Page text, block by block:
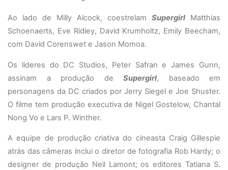
Ao lado de Milly Alcock, coestrelam Supergirl Matthias
Schoenaerts, Eve Ridley, David Krumholtz, Emily Beecham,
com David Corenswet e Jason Momoa.
Os líderes do DC Studios, Peter Safran e James Gunn,
assinam a produção de Supergirl, baseado em
personagens da DC criados por Jerry Siegel e Joe Shuster.
O filme tem produção executiva de Nigel Gostelow, Chantal
Nong Vo e Lars P. Winther.
A equipe de produção criativa do cineasta Craig Gillespie
atrás das câmeras inclui o diretor de fotografia Rob Hardy; o
designer de produção Neil Lamont; os editores Tatiana S.